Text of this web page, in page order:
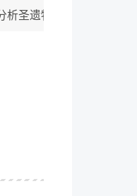
圣遗物的刷取收益